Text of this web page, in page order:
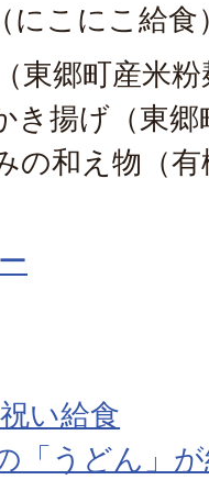
にこにこ給食
東郷町産米
き揚げ（東
の和え物（
い給食
「うどん」